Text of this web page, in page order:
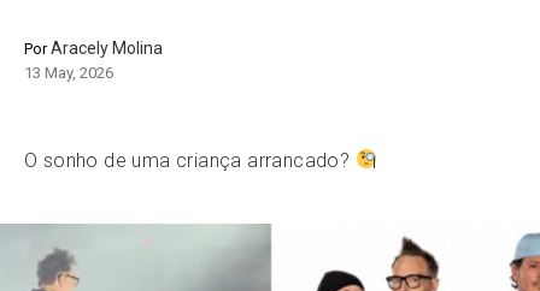
PorAracely Molina
13 May, 2026
O sonho de uma criança arrancado?